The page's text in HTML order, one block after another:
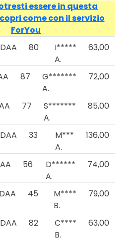
essere in questa
come con il servizio
ForYou
80
I*****
A.
63,00
87
G*******
A.
72,00
77
S*******
A.
85,00
33
M***
A.
136,00
56
D******
A.
74,00
45
M****
B.
79,00
82
C****
B.
63,00